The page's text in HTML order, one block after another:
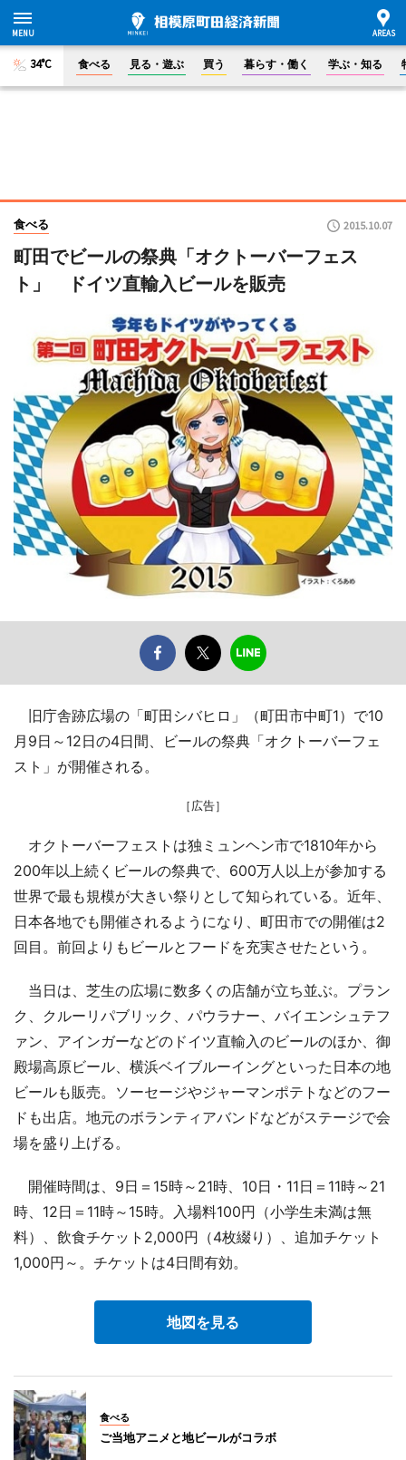
34°C 食べる 見る・遊ぶ 買う 暮らす・働く 学ぶ・知る
食べる 2015.10.07
町田でビールの祭典「オクトーバーフェス
ト」 ドイツ直輸入ビールを販売
旧庁舎跡広場の「町田シバヒロ」（町田市中町1）で10
月9日～12日の4日間、ビールの祭典「オクトーバーフェ
スト」が開催される。
［広告］
オクトーバーフェストは独ミュンヘン市で1810年から
200年以上続くビールの祭典で、600万人以上が参加する
世界で最も規模が大きい祭りとして知られている。近年、
日本各地でも開催されるようになり、町田市での開催は2
回目。前回よりもビールとフードを充実させたという。
当日は、芝生の広場に数多くの店舗が立ち並ぶ。プラン
ク、クルーリパブリック、パウラナー、バイエンシュテフ
ァン、アインガーなどのドイツ直輸入のビールのほか、御
殿場高原ビール、横浜ベイブルーイングといった日本の地
ビールも販売。ソーセージやジャーマンポテトなどのフー
ドも出店。地元のボランティアバンドなどがステージで会
場を盛り上げる。
開催時間は、9日＝15時～21時、10日・11日＝11時～21
時、12日＝11時～15時。入場料100円（小学生未満は無
料）、飲食チケット2,000円（4枚綴り）、追加チケット
1,000円～。チケットは4日間有効。
地図を見る
食べる
ご当地アニメと地ビールがコラボ